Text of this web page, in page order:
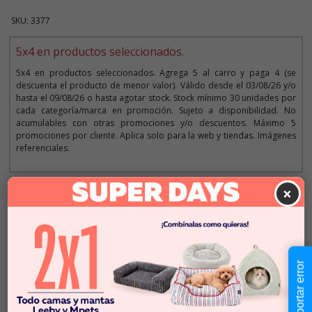
SKU: 3377
5x4 en productos seleccionados.
5x4 en productos seleccionados. Agrega 5 al carro y paga 4 (se
descuenta el producto de menor valor). Válido desde el 03/08/26 y/o
hasta el 09/08/26 o hasta agotar stock. Stock mínimo 30 unidades por
cada categoría/marca en promoción. Sujeto a disponibilidad. No
acumulables con otras promociones y/o descuentos. Máximo 5
promociones por cliente. Aplica solo para la web y tiendas. Imágenes
referenciales.
Descripción
Cantidad:
- +
$2.490
En Stock
×
Reportar error